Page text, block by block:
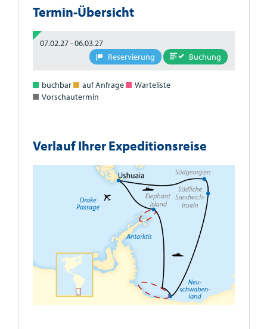
Termin-Übersicht
07.02.27 - 06.03.27
Reservierung
Buchung
buchbar auf Anfrage
Warteliste
Vorschautermin
Verlauf Ihrer Expeditionsreise